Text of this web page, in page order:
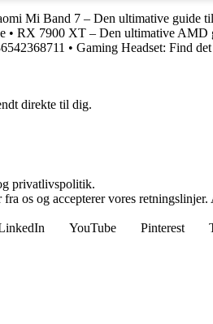
Mi Band 7 – Den ultimative guide til
• RX 7900 XT – Den ultimative AMD
• Gaming Headset: Find
direkte til dig.
privatlivspolitik.
os og accepterer vores
YouTube Pinterest